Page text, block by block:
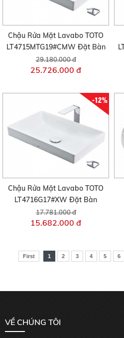
Chậu Rửa Mặt Lavabo TOTO
LT4715MTG19#CMW Đặt Bàn
29.180.000 đ
25.726.000 đ
-12%
Chậu Rửa Mặt Lavabo TOTO
LT4716G17#XW Đặt Bàn
17.781.000 đ
15.682.000 đ
First 1 2 3 4 5 6
VỀ CHÚNG TÔI